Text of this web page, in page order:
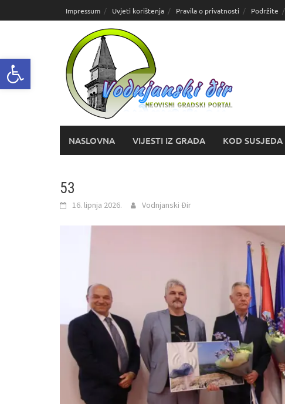
Open toolbar
do
Impressum Uvjeti korištenja Pravila o privatnosti Podržite
NASLOVNA VIJESTI IZ GRADA KOD SUSJEDA
53
16. lipnja 2026. Vodnjanski Đir